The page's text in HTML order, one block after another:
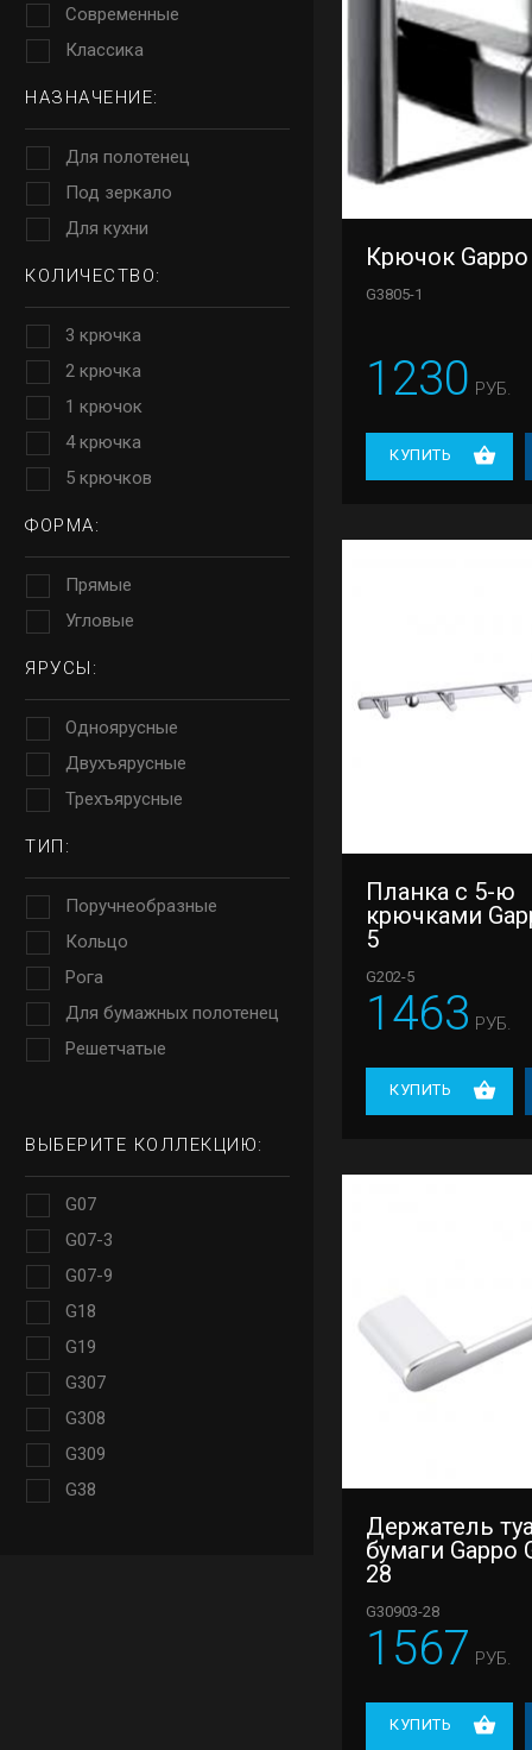
Современные
Классика
НАЗНАЧЕНИЕ:
Для полотенец
Под зеркало
Для кухни
КОЛИЧЕСТВО:
3 крючка
2 крючка
1 крючок
4 крючка
5 крючков
ФОРМА:
Прямые
Угловые
ЯРУСЫ:
Одноярусные
Двухъярусные
Трехъярусные
ТИП:
Поручнеобразные
Кольцо
Рога
Для бумажных полотенец
Решетчатые
ВЫБЕРИТЕ КОЛЛЕКЦИЮ:
G07
G07-3
G07-9
G18
G19
G307
G308
G309
G38
Крючок Gappo
G3805-1
1230 РУБ.
КУПИТЬ
Планка с 5-ю
крючками
5
G202-5
1463 РУБ.
КУПИТЬ
Держатель
бумаги Gappo
28
G30903-28
1567 РУБ.
КУПИТЬ